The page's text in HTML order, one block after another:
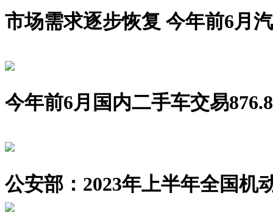
市场需求逐步恢复 今年前6月
今年前6月国内二手车交易
公安部：2023年上半年全国机